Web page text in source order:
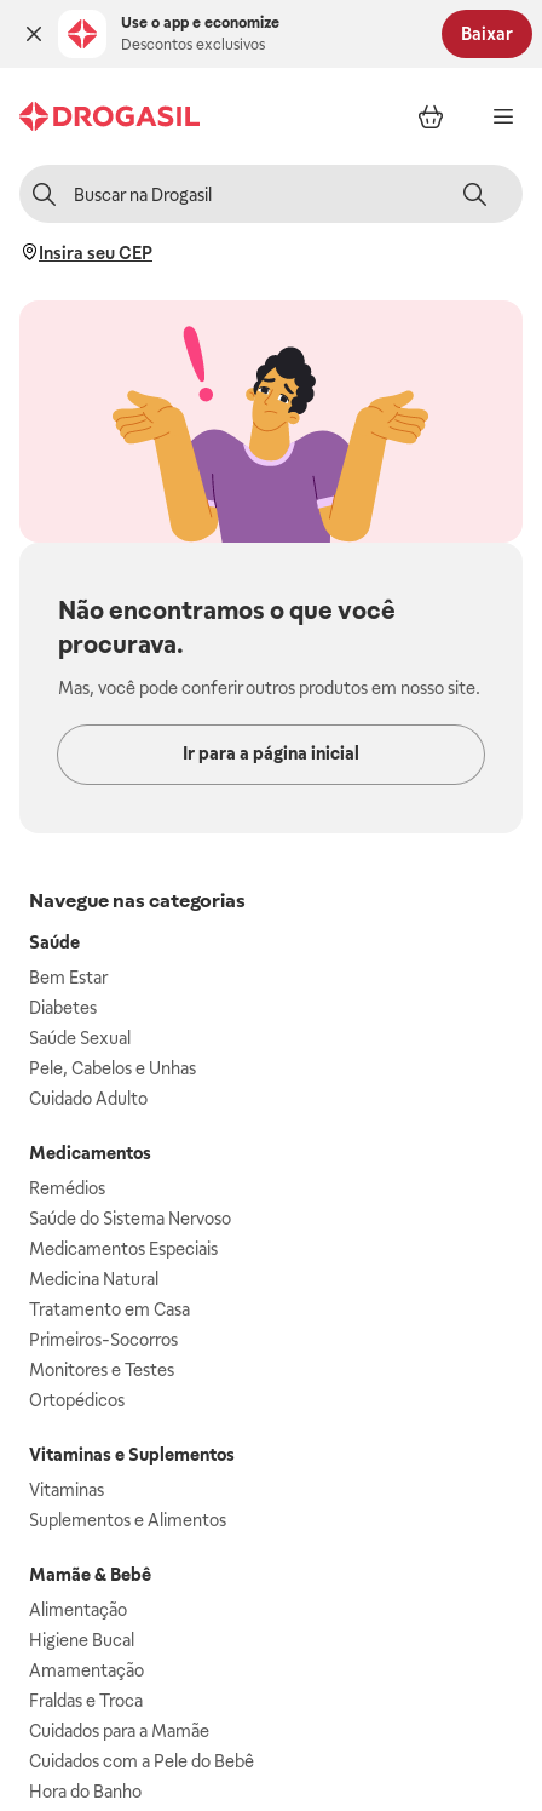
Use o app e economize
Descontos exclusivos
Baixar
Insira seu CEP
Não encontramos o que você
procurava.
Mas, você pode conferir outros produtos em nosso site.
Ir para a página inicial
Navegue nas categorias
Saúde
Bem Estar
Diabetes
Saúde Sexual
Pele, Cabelos e Unhas
Cuidado Adulto
Medicamentos
Remédios
Saúde do Sistema Nervoso
Medicamentos Especiais
Medicina Natural
Tratamento em Casa
Primeiros-Socorros
Monitores e Testes
Ortopédicos
Vitaminas e Suplementos
Vitaminas
Suplementos e Alimentos
Mamãe & Bebê
Alimentação
Higiene Bucal
Amamentação
Fraldas e Troca
Cuidados para a Mamãe
Cuidados com a Pele do Bebê
Hora do Banho